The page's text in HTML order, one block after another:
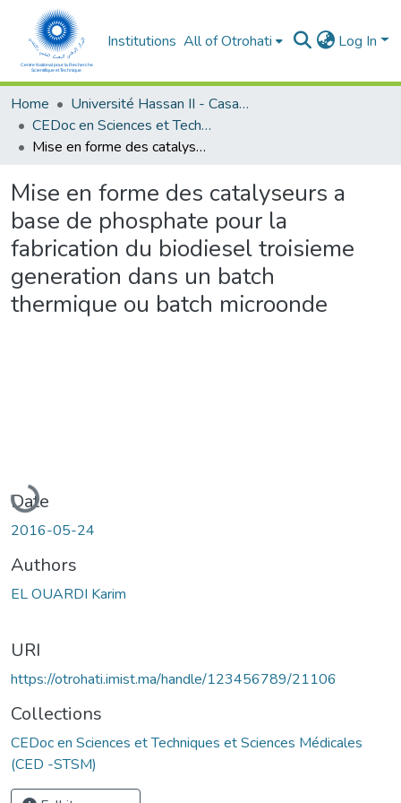
Institutions All of Otrohati Log In
Home
Université Hassan II - Casablanca
CEDoc en Sciences et Techniques et Sciences Médicales (CED -STSM)
Mise en forme des catalyseurs a base de phosphate pour la fabrication du biodiesel troisieme generation dans un batch thermique ou batch microonde
Mise en forme des catalyseurs a
base de phosphate pour la
fabrication du biodiesel troisieme
generation dans un batch
thermique ou batch microonde
Loading...
Date
2016-05-24
Authors
EL OUARDI Karim
URI
https://otrohati.imist.ma/handle/123456789/21106
Collections
CEDoc en Sciences et Techniques et Sciences Médicales
(CED -STSM)